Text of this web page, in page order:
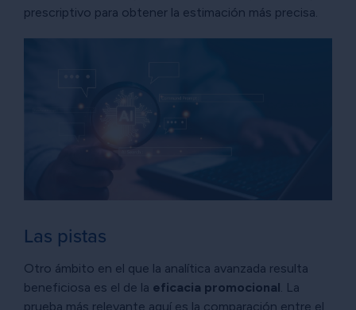
prescriptivo para obtener la estimación más precisa.
Las pistas
Otro ámbito en el que la analítica avanzada resulta
beneficiosa es el de la eficacia promocional. La
prueba más relevante aquí es la comparación entre el